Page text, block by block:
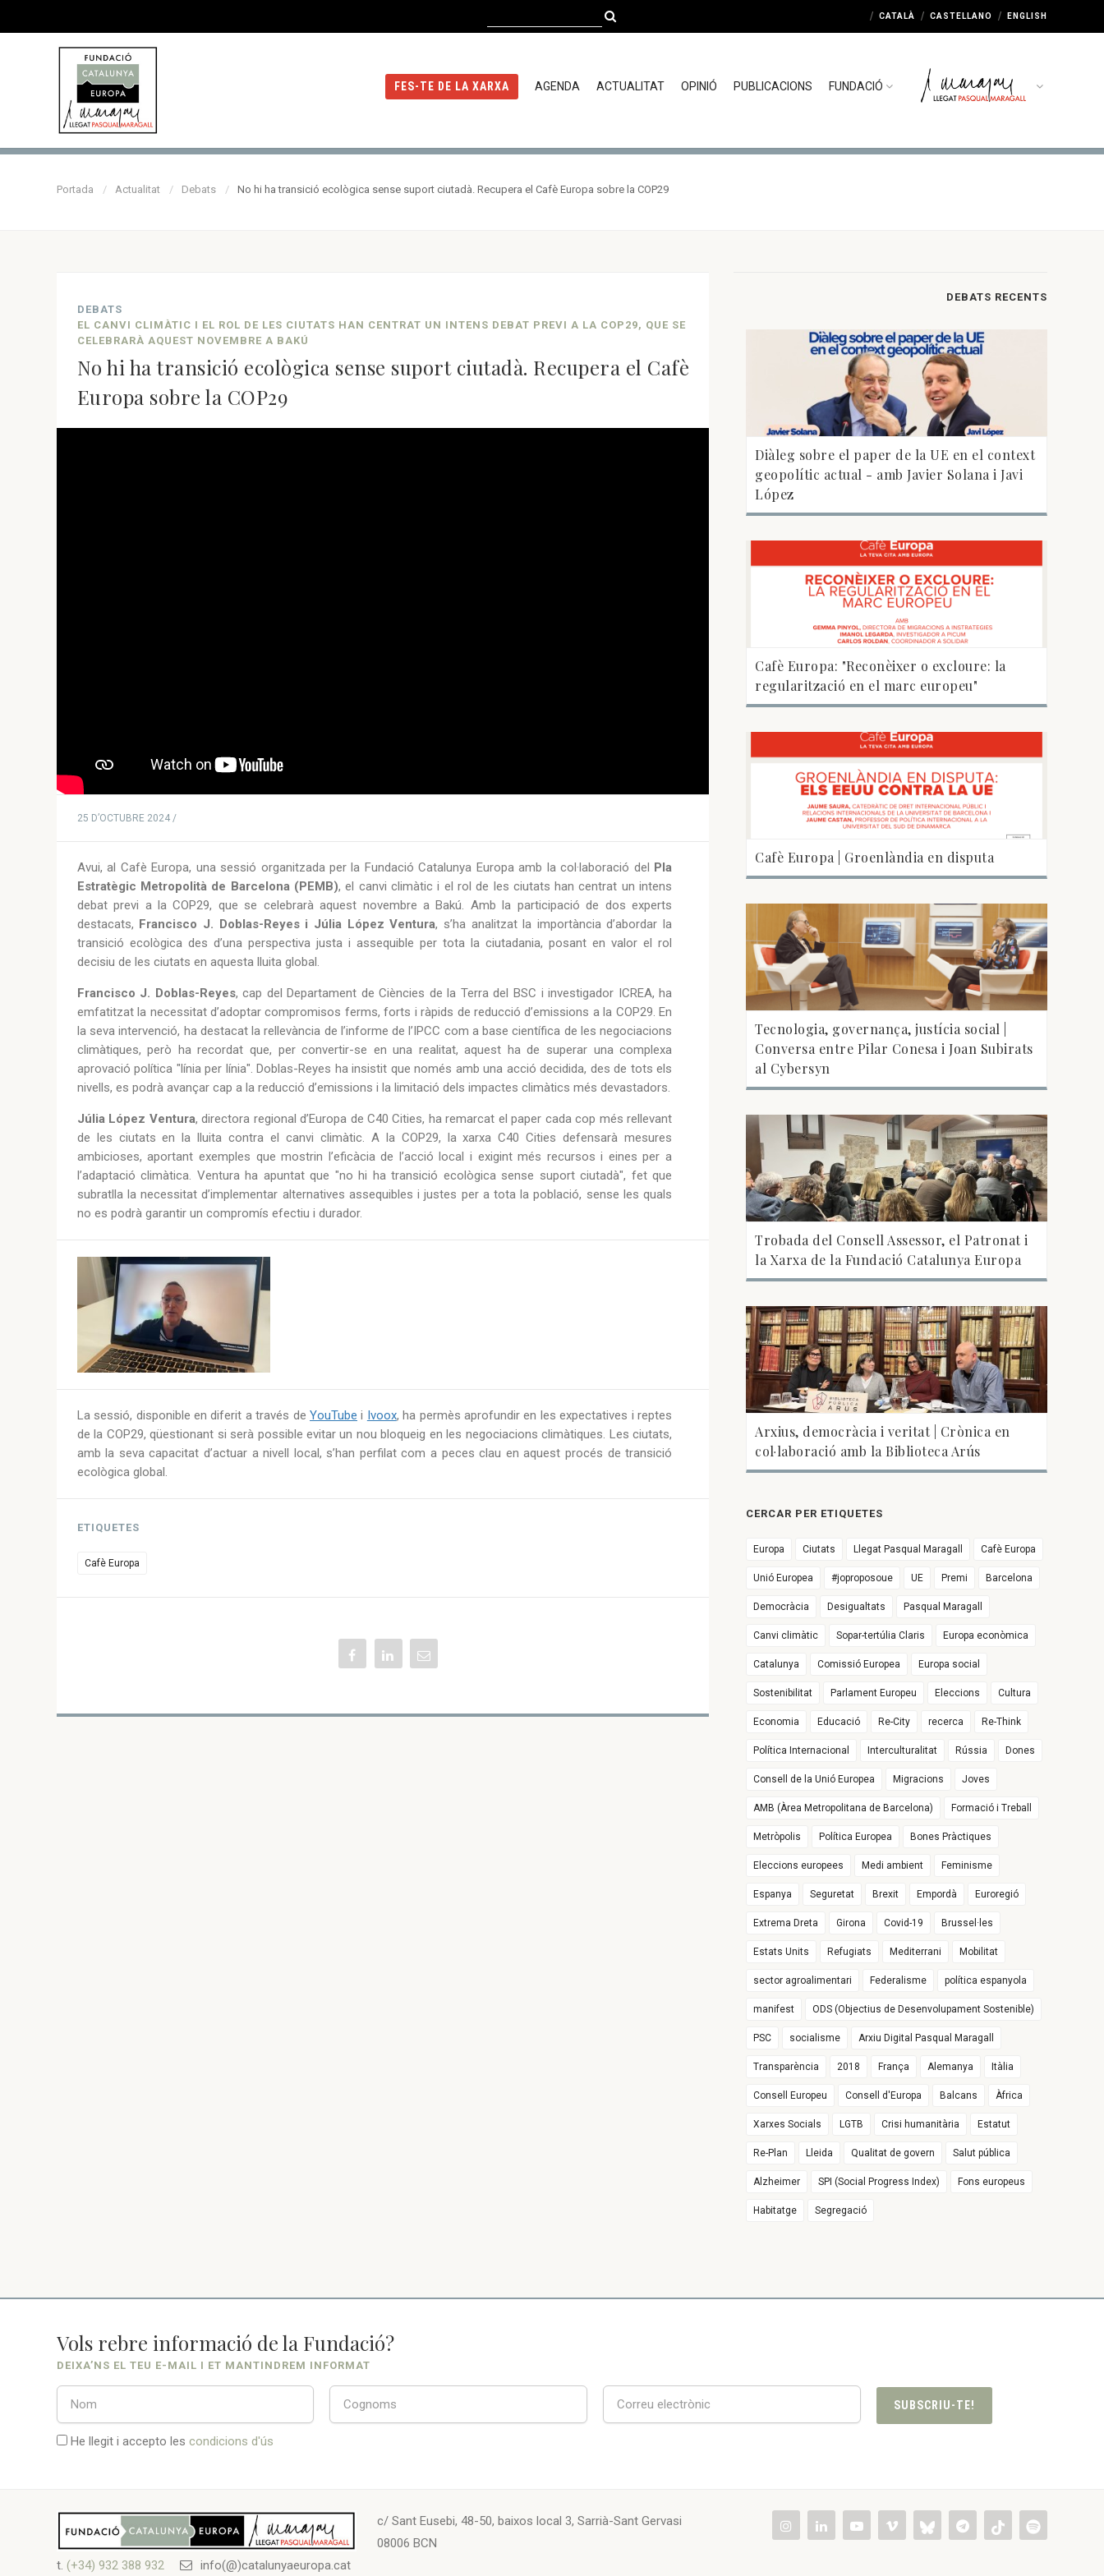
CATALÀ CASTELLANO ENGLISH
FES-TE DE LA XARXA AGENDA ACTUALITAT OPINIÓ PUBLICACIONS FUNDACIÓ
Portada Actualitat Debats No hi ha transició ecològica sense suport ciutadà. Recupera el Cafè Europa sobre la COP29
DEBATS
EL CANVI CLIMÀTIC I EL ROL DE LES CIUTATS HAN CENTRAT UN INTENS DEBAT PREVI A LA COP29, QUE SE
CELEBRARÀ AQUEST NOVEMBRE A BAKÚ
No hi ha transició ecològica sense suport ciutadà. Recupera el Cafè
Europa sobre la COP29
25 D’OCTUBRE 2024 /
Avui, al Cafè Europa, una sessió organitzada per la Fundació Catalunya Europa amb la col·laboració del
Pla
Estratègic Metropolità de Barcelona (PEMB), el canvi climàtic i el rol de les ciutats han centrat un intens
debat previ a la COP29, que se celebrarà aquest novembre a Bakú. Amb la participació de dos experts
destacats, Francisco J. Doblas-Reyes i Júlia López Ventura, s’ha analitzat la importància d’abordar la
transició ecològica des d’una perspectiva justa i assequible per tota la ciutadania, posant en valor el rol
decisiu de les ciutats en aquesta lluita global.
Francisco J. Doblas-Reyes, cap del Departament de Ciències de la Terra del BSC i investigador ICREA, ha
emfatitzat la necessitat d’adoptar compromisos ferms, forts i ràpids de reducció d’emissions a la COP29. En
la seva intervenció, ha destacat la rellevància de l’informe de l’IPCC com a base científica de les negociacions
climàtiques, però ha recordat que, per convertir-se en una realitat, aquest ha de superar una complexa
aprovació política "línia per línia". Doblas-Reyes ha insistit que només amb una acció decidida, des de tots els
nivells, es podrà avançar cap a la reducció d’emissions i la limitació dels impactes climàtics més devastadors.
Júlia López Ventura, directora regional d’Europa de C40 Cities, ha remarcat el paper cada cop més rellevant
de les ciutats en la lluita contra el canvi climàtic. A la COP29, la xarxa C40 Cities defensarà mesures
ambicioses, aportant exemples que mostrin l’eficàcia de l’acció local i exigint més recursos i eines per a
l’adaptació climàtica. Ventura ha apuntat que "no hi ha transició ecològica sense suport ciutadà", fet que
subratlla la necessitat d’implementar alternatives assequibles i justes per a tota la població, sense les quals
no es podrà garantir un compromís efectiu i durador.
La sessió, disponible en diferit a través deYouTube i Ivoox, ha permès aprofundir en les expectatives i reptes
de la COP29, qüestionant si serà possible evitar un nou bloqueig en les negociacions climàtiques. Les ciutats,
amb la seva capacitat d’actuar a nivell local, s’han perfilat com a peces clau en aquest procés de transició
ecològica global.
ETIQUETES
Cafè Europa
DEBATS RECENTS
Diàleg sobre el paper de la UE en el context
geopolític actual - amb Javier Solana i Javi
López
Cafè Europa: "Reconèixer o excloure: la
regularització en el marc europeu"
Cafè Europa | Groenlàndia en disputa
Tecnologia, governança, justícia social |
Conversa entre Pilar Conesa i Joan Subirats
al Cybersyn
Trobada del Consell Assessor, el Patronat i
la Xarxa de la Fundació Catalunya Europa
Arxius, democràcia i veritat | Crònica en
col·laboració amb la Biblioteca Arús
CERCAR PER ETIQUETES
Europa Ciutats Llegat Pasqual Maragall Cafè Europa
Unió Europea #joproposoue UE Premi Barcelona
Democràcia Desigualtats Pasqual Maragall
Canvi climàtic Sopar-tertúlia Claris Europa econòmica
Catalunya Comissió Europea Europa social
Sostenibilitat Parlament Europeu Eleccions Cultura
Economia Educació Re-City recerca Re-Think
Política Internacional Interculturalitat Rússia Dones
Consell de la Unió Europea Migracions Joves
AMB (Àrea Metropolitana de Barcelona) Formació i Treball
Metròpolis Política Europea Bones Pràctiques
Eleccions europees Medi ambient Feminisme
Espanya Seguretat Brexit Empordà Euroregió
Extrema Dreta Girona Covid-19 Brussel·les
Estats Units Refugiats Mediterrani Mobilitat
sector agroalimentari Federalisme política espanyola
manifest ODS (Objectius de Desenvolupament Sostenible)
PSC socialisme Arxiu Digital Pasqual Maragall
Transparència 2018 França Alemanya Itàlia
Consell Europeu Consell d'Europa Balcans Àfrica
Xarxes Socials LGTB Crisi humanitària Estatut
Re-Plan Lleida Qualitat de govern Salut pública
Alzheimer SPI (Social Progress Index) Fons europeus
Habitatge Segregació
Vols rebre informació de la Fundació?
DEIXA’NS EL TEU E-MAIL I ET MANTINDREM INFORMAT
SUBSCRIU-TE!
He llegit i accepto les condicions d'ús
c/ Sant Eusebi, 48-50, baixos local 3, Sarrià-Sant Gervasi
08006 BCN
t. (+34) 932 388 932 info(@)catalunyaeuropa.cat